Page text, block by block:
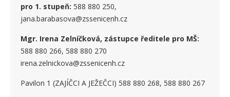
pro 1. stupeň: 588 880 250,
jana.barabasova@zssenicenh.cz
Mgr. Irena Zelníčková, zástupce ředitele pro MŠ:
588 880 266, 588 880 270
irena.zelnickova@zssenicenh.cz
Pavilon 1 (ZAJÍČCI A JEŽEČCI) 588 880 268, 588 880 267